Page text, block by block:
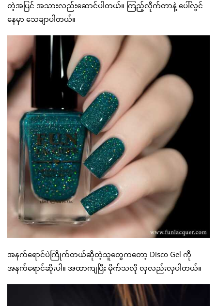
တဲ့အပြင် အသားလည်းဆောင်ပါတယ်။ ကြည့်လိုက်တာနဲ့ ပေါ်လွင်
နေမှာ သေချာပါတယ်။
အနက်ရောင်ပဲကြိုက်တယ်ဆိုတဲ့သူတွေကတော့ Disco Gel ကို
အနက်ရောင်ဆိုးပါ။ အထာကျပြီး မိုက်သလို လှလည်းလှပါတယ်။